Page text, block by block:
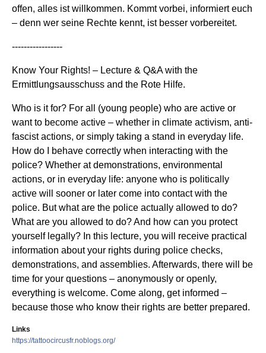
offen, alles ist willkommen. Kommt vorbei, informiert euch
– denn wer seine Rechte kennt, ist besser vorbereitet.
-----------------
Know Your Rights! – Lecture & Q&A with the
Ermittlungsausschuss and the Rote Hilfe.
Who is it for? For all (young people) who are active or
want to become active – whether in climate activism, anti-
fascist actions, or simply taking a stand in everyday life.
How do I behave correctly when interacting with the
police? Whether at demonstrations, environmental
actions, or in everyday life: anyone who is politically
active will sooner or later come into contact with the
police. But what are the police actually allowed to do?
What are you allowed to do? And how can you protect
yourself legally? In this lecture, you will receive practical
information about your rights during police checks,
demonstrations, and assemblies. Afterwards, there will be
time for your questions – anonymously or openly,
everything is welcome. Come along, get informed –
because those who know their rights are better prepared.
Links
https://tattoocircusfr.noblogs.org/